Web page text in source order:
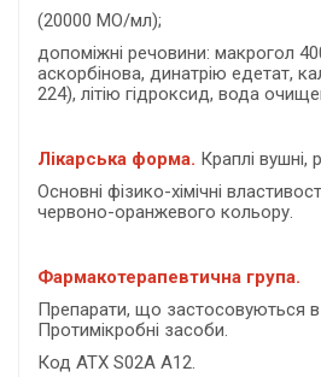
(20000 МО/мл);
допоміжні речовини: макрогол
аскорбінова, динатрію едетат,
224), літію гідроксид, вода
Лікарська форма. Краплі вушні,
Основні фізико-хімічні
червоно-оранжевого кольору.
Фармакотерапевтична група.
Препарати, що застосовуються в
Протимікробні засоби.
Код АТХ S02А А12.